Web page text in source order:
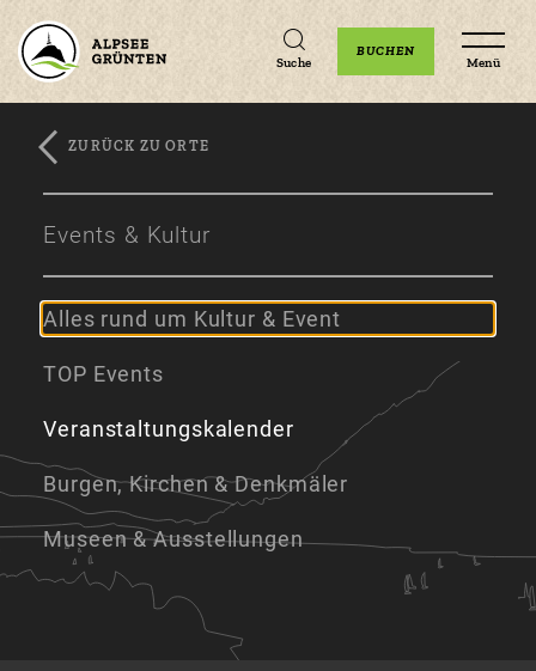
Zum
Zur
Zum
Suche
BUCHEN
Menü
ZURÜCK ZU ORTE
Events & Kultur
Alles rund um Kultur & Event
TOP Events
Veranstaltungskalender
Burgen, Kirchen & Denkmäler
Museen & Ausstellungen
Unterkünfte Veranstaltungen